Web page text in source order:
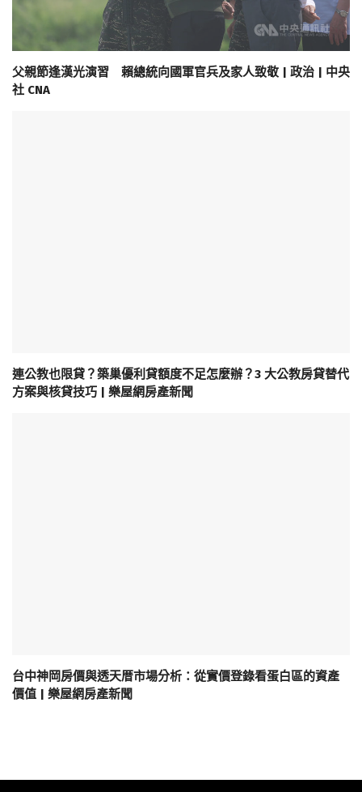
父親節逢漢光演習 賴總統向國軍官兵及家人致敬 | 政治 | 中央
社 CNA
連公教也限貸？築巢優利貸額度不足怎麼辦？3 大公教房貸替代
方案與核貸技巧 | 樂屋網房產新聞
台中神岡房價與透天厝市場分析：從實價登錄看蛋白區的資產
價值 | 樂屋網房產新聞